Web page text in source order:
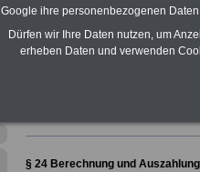
Ihr Berufsunfähigkeitsschutz -
§ 24 Berechnung und
Google ihre personenbezogenen Daten
Dürfen wir Ihre Daten nutzen, um
erheben Daten und verwenden